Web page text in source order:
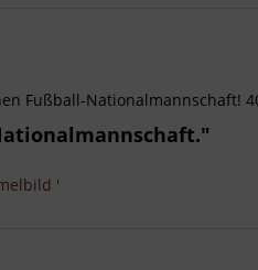
Fußball-Nationalmannschaft!
'